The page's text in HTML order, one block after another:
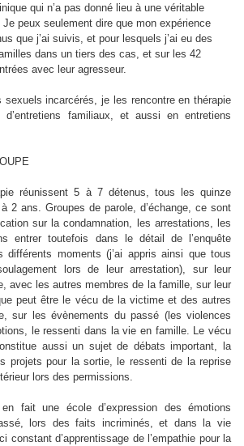
qui n’a pas donné lieu à une véritable
peux seulement dire que mon expérience
que j’ai suivis, et pour lesquels j’ai eu des
dans un tiers des cas, et sur les 42
avec leur agresseur.
sexuels incarcérés, je les rencontre en thérapie
familiaux, et aussi en entretiens
réunissent 5 à 7 détenus, tous les quinze
2 ans. Groupes de parole, d’échange, ce sont
sur la condamnation, les arrestations, les
entrer toutefois dans le détail de l’enquête
différents moments (j’ai appris ainsi que tous
lors de leur arrestation), sur leur
avec les autres membres de la famille, sur leur
peut être le vécu de la victime et des autres
sur les évènements du passé (les violences
le ressenti dans la vie en famille. Le vécu
aussi un sujet de débats important, la
projets pour la sortie, le ressenti de la reprise
lors des permissions.
fait une école d’expression des émotions
lors des faits incriminés, et dans la vie
constant d’apprentissage de l’empathie pour la